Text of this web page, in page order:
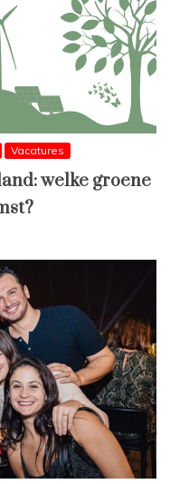
Vacatures
welke groene